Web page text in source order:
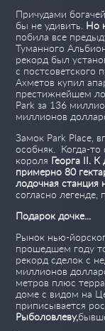
Причудами
бы не удивить. Но
побила все
Туманного
рекорд был
с постсоветского
Ахметов купил
престижнейшем
Park за 136
миллионов
Замок Park Place,
особняк. Когда-
короля Георга II. К
примерно 80
лодочная станция
согласно легенде,
Подарок дочке...
Рынок нью-
прошедшем году
рекорд сделок с
миллионов
метров плюс
доме с видом на
приписывается
Рыболовлеву,